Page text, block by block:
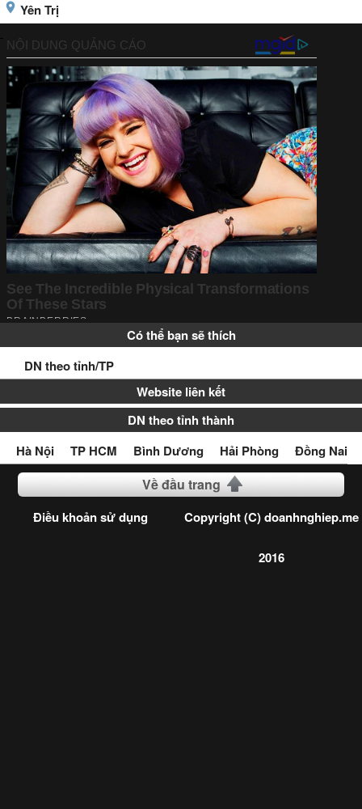
Yên Trị
Có thể bạn sẽ thích
DN theo tỉnh/TP
Website liên kết
DN theo tỉnh thành
Hà Nội
TP HCM Bình Dương Hải Phòng Đồng Nai
Về đầu trang
Điều khoản sử dụng Copyright (C) doanhnghiep.me
2016